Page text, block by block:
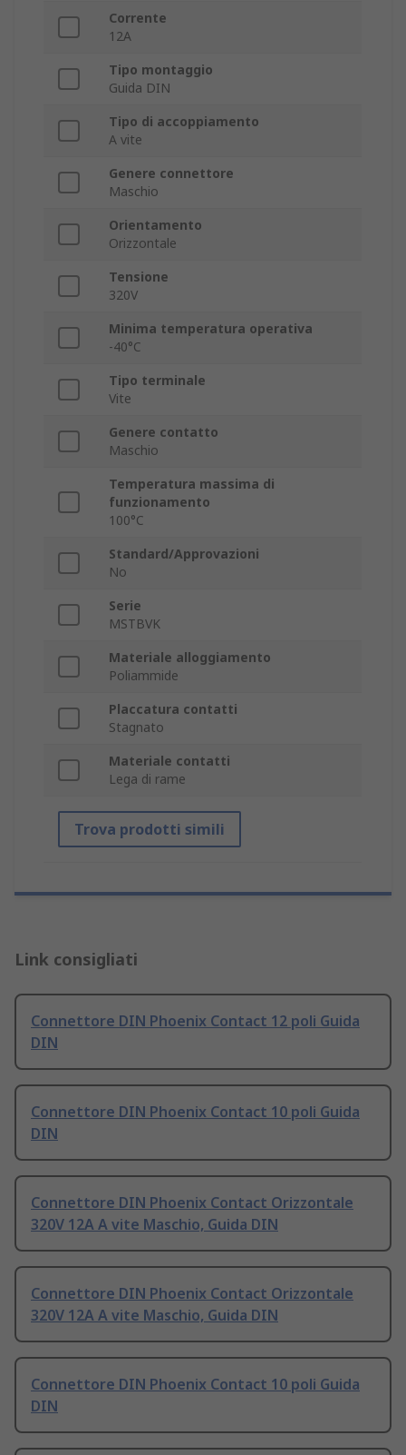
Corrente
12A
Tipo montaggio
Guida DIN
Tipo di accoppiamento
A vite
Genere connettore
Maschio
Orientamento
Orizzontale
Tensione
320V
Minima temperatura operativa
-40°C
Tipo terminale
Vite
Genere contatto
Maschio
Temperatura massima di
funzionamento
100°C
Standard/Approvazioni
No
Serie
MSTBVK
Materiale alloggiamento
Poliammide
Placcatura contatti
Stagnato
Materiale contatti
Lega di rame
Trova prodotti simili
Link consigliati
Connettore DIN Phoenix Contact 12 poli Guida
DIN
Connettore DIN Phoenix Contact 10 poli Guida
DIN
Connettore DIN Phoenix Contact Orizzontale
320V 12A A vite Maschio, Guida DIN
Connettore DIN Phoenix Contact Orizzontale
320V 12A A vite Maschio, Guida DIN
Connettore DIN Phoenix Contact 10 poli Guida
DIN